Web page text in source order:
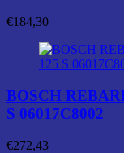
€184,30
BOSCH
S 06017C8002
€272,43